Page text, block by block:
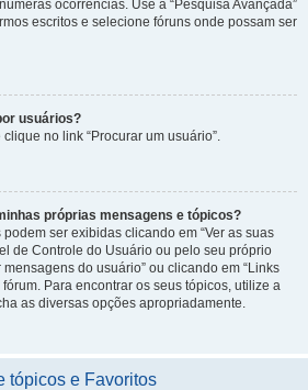
ocorrências. Use a “Pesquisa Avançada”
escritos e selecione fóruns onde possam ser
usuários?
no link “Procurar um usuário”.
próprias mensagens e tópicos?
ser exibidas clicando em “Ver as suas
de Controle do Usuário ou pelo seu próprio
do usuário” ou clicando em “Links
Para encontrar os seus tópicos, utilize a
as diversas opções apropriadamente.
tópicos e Favoritos